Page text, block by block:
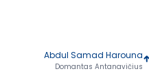
Abdul Samad Harouna
Domantas Antanavičius